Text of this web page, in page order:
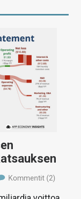
Kommentit (2)